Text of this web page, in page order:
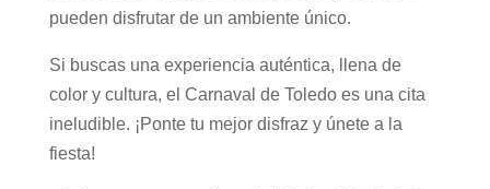
pueden disfrutar de un ambiente único.
Si buscas una experiencia auténtica, llena de
color y cultura, el Carnaval de Toledo es una cita
ineludible. ¡Ponte tu mejor disfraz y únete a la
fiesta!